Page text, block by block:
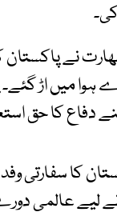
بھارت نے
ہوا میں اڑ
دفاع کا حق
کا سفارتی
لیے عالمی